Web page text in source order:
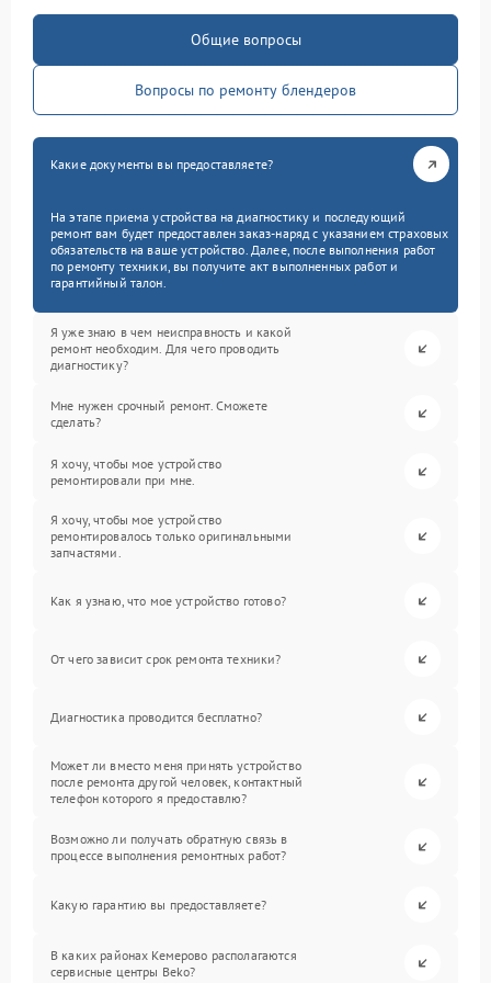
Общие вопросы
Вопросы по ремонту блендеров
Какие документы вы предоставляете?
На этапе приема устройства на диагностику и последующий
ремонт вам будет предоставлен заказ-наряд с указанием страховых
обязательств на ваше устройство. Далее, после выполнения работ
по ремонту техники, вы получите акт выполненных работ и
гарантийный талон.
Я уже знаю в чем неисправность и какой
ремонт необходим. Для чего проводить
диагностику?
Мне нужен срочный ремонт. Сможете
сделать?
Я хочу, чтобы мое устройство
ремонтировали при мне.
Я хочу, чтобы мое устройство
ремонтировалось только оригинальными
запчастями.
Как я узнаю, что мое устройство готово?
От чего зависит срок ремонта техники?
Диагностика проводится бесплатно?
Может ли вместо меня принять устройство
после ремонта другой человек, контактный
телефон которого я предоставлю?
Возможно ли получать обратную связь в
процессе выполнения ремонтных работ?
Какую гарантию вы предоставляете?
В каких районах Кемерово располагаются
сервисные центры Beko?